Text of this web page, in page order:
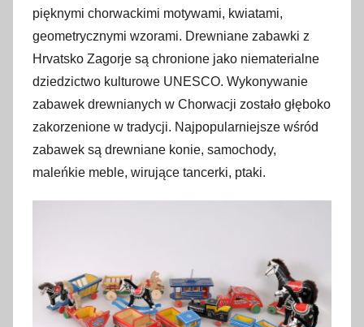
pięknymi chorwackimi motywami, kwiatami,
geometrycznymi wzorami. Drewniane zabawki z
Hrvatsko Zagorje są chronione jako niematerialne
dziedzictwo kulturowe UNESCO. Wykonywanie
zabawek drewnianych w Chorwacji zostało głęboko
zakorzenione w tradycji. Najpopularniejsze wśród
zabawek są drewniane konie, samochody,
maleńkie meble, wirujące tancerki, ptaki.